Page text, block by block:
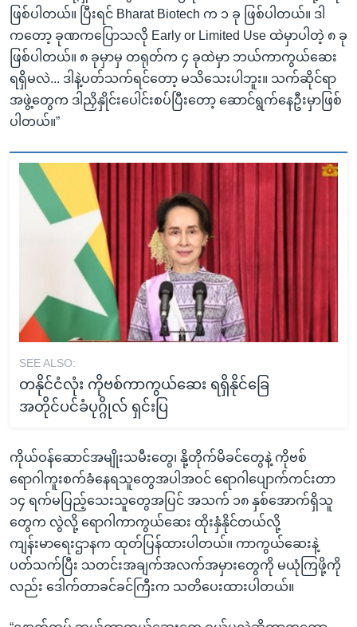
ဖြစ်ပါတယ်။ ပြီးရင် Bharat Biotech က ၁ ခု ဖြစ်ပါတယ်။ ဒါ
ကတော့ ခုဏကပြောသလို Early or Limited Use ထဲမှာပါတဲ့ ၈ ခု
ဖြစ်ပါတယ်။ ၈ ခုမှာမှ တရုတ်က ၄ ခုထဲမှာ ဘယ်ကာကွယ်ဆေး
ရရှိမလဲ... ဒါနဲ့ပတ်သက်ရင်တော့ မသိသေးပါဘူး။ သက်ဆိုင်ရာ
အဖွဲ့တွေက ဒါညှိနှိုင်းပေါင်းစပ်ပြီးတော့ ဆောင်ရွက်နေဦးမှာဖြစ်
ပါတယ်။”
SEE ALSO:
တနိုင်ငံလုံး ကိုဗစ်ကာကွယ်ဆေး ရရှိနိုင်ခြေ
အတိုင်ပင်ခံပုဂ္ဂိုလ် ရှင်းပြ
ကိုယ်ဝန်ဆောင်အမျိုးသမီးတွေ၊ နို့တိုက်မိခင်တွေနဲ့ ကိုဗစ်
ရောဂါကူးစက်ခံနေရသူတွေအပါအဝင် ရောဂါပျောက်ကင်းတာ
၁၄ ရက်မပြည့်သေးသူတွေအပြင် အသက် ၁၈ နှစ်အောက်ရှိသူ
တွေက လွဲလို့ ရောဂါကာကွယ်ဆေး ထိုးနှံနိုင်တယ်လို့
ကျန်းမာရေးဌာနက ထုတ်ပြန်ထားပါတယ်။ ကာကွယ်ဆေးနဲ့
ပတ်သက်ပြီး သတင်းအချက်အလက်အမှားတွေကို မယုံကြဖို့ကို
လည်း ဒေါက်တာခင်ခင်ကြီးက သတိပေးထားပါတယ်။